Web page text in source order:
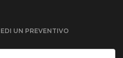
UN PREVENTIVO